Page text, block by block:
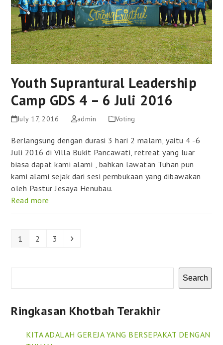
Youth Suprantural Leadership
Camp GDS 4 – 6 Juli 2016
July 17, 2016 admin Voting
Berlangsung dengan durasi 3 hari 2 malam, yaitu 4 -6
Juli 2016 di Villa Bukit Pancawati, retreat yang luar
biasa dapat kami alami , bahkan lawatan Tuhan pun
kami alami sejak dari sesi pembukaan yang dibawakan
oleh Pastur Jesaya Henubau.
Read more
Page
1 Page
2 Page
3 Next
Search
Ringkasan Khotbah Terakhir
KITA ADALAH GEREJA YANG BERSEPAKAT DENGAN